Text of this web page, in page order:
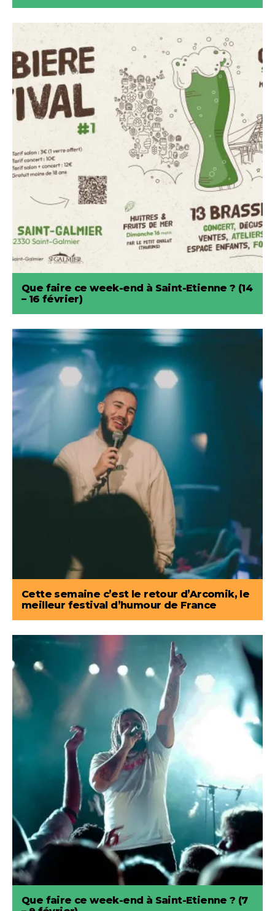
Que faire ce week-end à Saint-Etienne ? (14
– 16 février)
Cette semaine c’est le retour d’Arcomik, le
meilleur festival d’humour de France
Que faire ce week-end à Saint-Etienne ? (7